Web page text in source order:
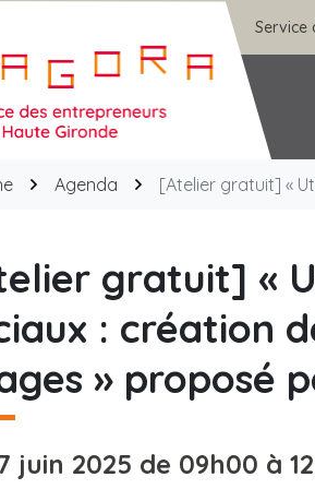
Service
Agenda [Atelier gratuit] «
gratuit] «
: création
» proposé
juin 2025 de 09h00 à